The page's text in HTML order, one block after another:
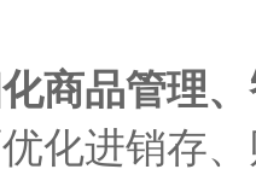
商品管理
化进销存